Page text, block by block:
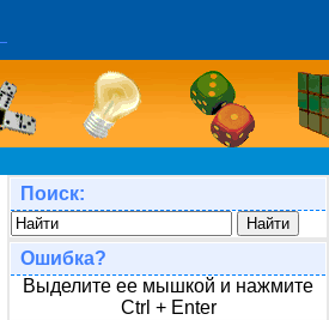
Поиск:
Ошибка?
Выделите ее мышкой и нажмите
Ctrl + Enter